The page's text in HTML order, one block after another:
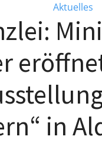
Aktuelles
in